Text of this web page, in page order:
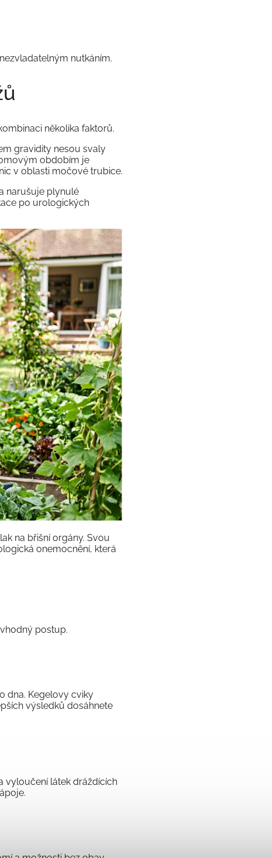
nutkáním.
několika faktorů.
gravidity nesou svaly
obdobím je
v oblasti močové trubice.
narušuje plynulé
po urologických
na břišní orgány. Svou
onemocnění, která
postup.
dna. Kegelovy cviky
výsledků dosáhnete
vyloučení látek dráždících